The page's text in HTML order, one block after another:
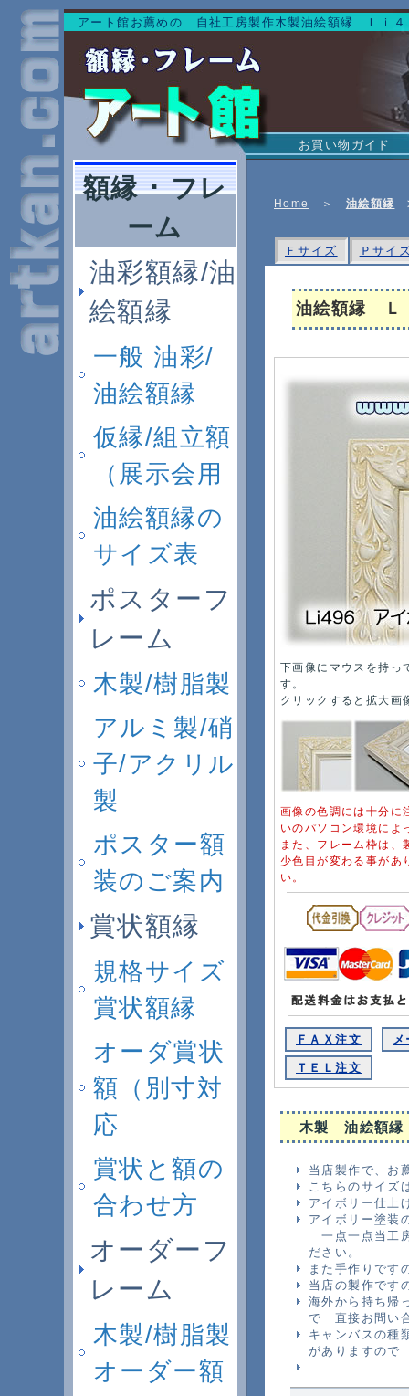
アート館お薦めの 自社工房製作木製油絵額縁 Ｌｉ
お買い物ガイド
Home ＞ 油絵額縁
Ｆサイズ Ｐサイ
油絵額縁 Ｌ
下画像にマウスを持っ
す。
クリックすると拡大画
画像の色調には十分
いのパソコン環境によ
また、フレーム枠は、
少色目が変わる事があ
い。
ＦＡＸ注文 メ
ＴＥＬ注文
木製 油絵額縁
当店製作で、お
こちらのサイズ
アイボリー仕上
アイボリー塗装
一点一点当工
ださい。
また手作りです
当店の製作です
海外から持ち帰
で 直接お問い
キャンバスの種
がありますので
額縁 ･ フレ
ーム
油彩額縁/油
絵額縁
一般 油彩/
油絵額縁
仮縁/組立額
（展示会用
油絵額縁の
サイズ表
ポスターフ
レーム
木製/樹脂製
アルミ製/硝
子/アクリル
製
ポスター額
装のご案内
賞状額縁
規格サイズ
賞状額縁
オーダ賞状
額（別寸対
応
賞状と額の
合わせ方
オーダーフ
レーム
木製/樹脂製
オーダー額